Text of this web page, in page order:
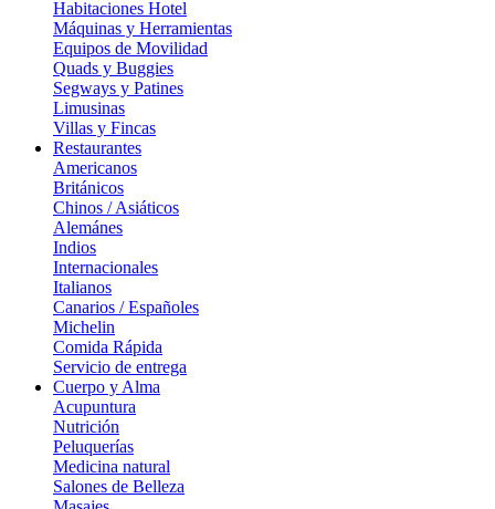
Habitaciones Hotel
Máquinas y Herramientas
Equipos de Movilidad
Quads y Buggies
Segways y Patines
Limusinas
Villas y Fincas
Restaurantes
Americanos
Británicos
Chinos / Asiáticos
Alemánes
Indios
Internacionales
Italianos
Canarios / Españoles
Michelin
Comida Rápida
Servicio de entrega
Cuerpo y Alma
Acupuntura
Nutrición
Peluquerías
Medicina natural
Salones de Belleza